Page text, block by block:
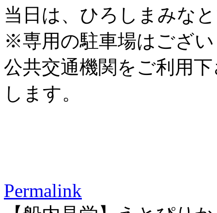
当日は、ひろしまみな
※専用の駐車場はござ
公共交通機関をご利用
します。
Permalink